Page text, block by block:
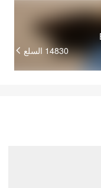
14830 السلع